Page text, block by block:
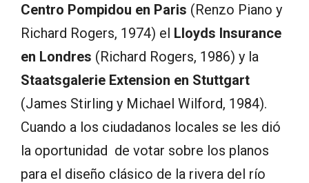
Centro Pompidou en Paris (Renzo Piano y
Richard Rogers, 1974) el Lloyds Insurance
en Londres (Richard Rogers, 1986) y la
Staatsgalerie Extension en Stuttgart
(James Stirling y Michael Wilford, 1984).
Cuando a los ciudadanos locales se les dió
la oportunidad de votar sobre los planos
para el diseño clásico de la rivera del río